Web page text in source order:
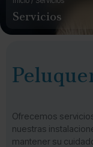
Servicios
Ofrecemos
nuestras
mantener su
REHABILITACIÓN,
PELUQUERÍA Y
TERAPIA OCUPACIONAL
CENTRO DE DÍA
JARDINES
PERFIL DEL
ACCESIBILIDAD